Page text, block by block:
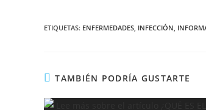
ETIQUETAS: ENFERMEDADES INFECCIÓN
TAMBIÉN PODRÍA GUSTARTE